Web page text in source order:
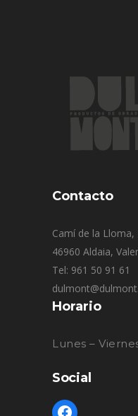
Contacto
Camí de la Lloma,
46960 Aldaia,
Tel: 961 50 91 61
Horario
Lunes –
Social